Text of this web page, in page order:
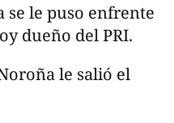
le puso enfrente
dueño del PRI.
le salió el